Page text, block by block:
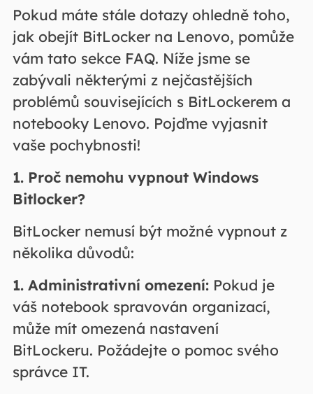
Pokud máte stále dotazy ohledně toho,
jak obejít BitLocker na Lenovo, pomůže
vám tato sekce FAQ. Níže jsme se
zabývali některými z nejčastějších
problémů souvisejících s BitLockerem a
notebooky Lenovo. Pojďme vyjasnit
vaše pochybnosti!
1. Proč nemohu vypnout Windows
Bitlocker?
BitLocker nemusí být možné vypnout z
několika důvodů:
1. Administrativní omezení:Pokud je
váš notebook spravován organizací,
může mít omezená nastavení
BitLockeru. Požádejte o pomoc svého
správce IT.